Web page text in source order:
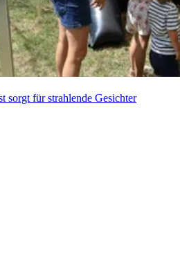
sorgt für strahlende Gesichter